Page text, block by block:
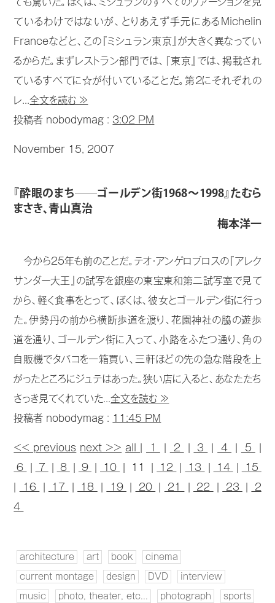
ても驚いた。ぼくは、ミシュランのすべてのヴァージョンを見
ているわけではないが、とりあえず手元にあるMichelin
Franceなどと、この『ミシュラン東京』が大きく異なってい
るからだ。まずレストラン部門では、『東京』では、掲載され
ているすべてに☆が付いていることだ。第２にそれぞれの
レ...全文を読む ≫
投稿者 nobodymag : 3:02 PM
November 15, 2007
『酔眼のまち──ゴールデン街1968～1998』たむら
まさき、青山真治
梅本洋一
今から25年も前のことだ。テオ・アンゲロプロスの『アレク
サンダー大王』の試写を銀座の東宝東和第二試写室で見て
から、軽く食事をとって、ぼくは、彼女とゴールデン街に行っ
た。伊勢丹の前から横断歩道を渡り、花園神社の脇の遊歩
道を通り、ゴールデン街に入って、小路をふたつ通り、角の
自販機でタバコを一箱買い、三軒ほどの先の急な階段を上
がったところにジュテはあった。狭い店に入ると、あなたたち
さっき見てくれていた...全文を読む ≫
投稿者 nobodymag : 11:45 PM
<< previous next >> all 1 2 3 4 5
6
7 8 9 10 | 11 | 12 13 14
15
16 17 18 19 20 21 22 23
2
4
architecture art book cinema
current montage design DVD interview
music photo, theater, etc... photograph sports